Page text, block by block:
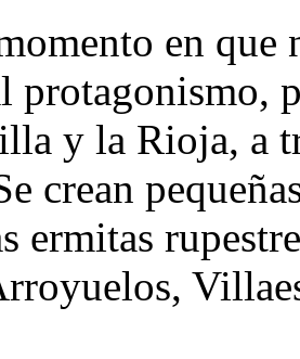
en que
protagonismo,
y la Rioja, a
crean
ermitas